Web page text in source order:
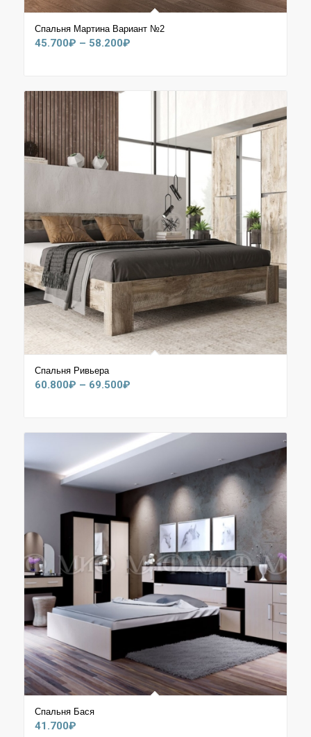
Спальня Мартина Вариант №2
45.700₽ – 58.200₽Диапазон
Спальня Ривьера
60.800₽ – 69.500₽Диапазон
–
69.500₽
Спальня Бася
41.700₽